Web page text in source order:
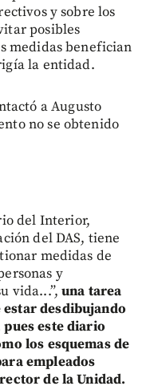
y sobre los
posibles
medidas benefician
la entidad.
a Augusto
no se obtenido
del Interior,
del DAS, tiene
medidas de
y
vida...”,una tarea
desdibujando
este diario
los esquemas de
empleados
de la Unidad.